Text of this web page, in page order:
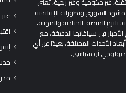
غير حكومية وغير ربحية، تُعنى
السوري وتطوراته الإقليمية
تلتزم المنصة بالحيادية والمهنية،
في سياقاتها الدقيقة، مع
الأحداث المختلفة، بعيدًا عن أي
أو سياسي.